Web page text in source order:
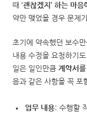
때 ‘괜찮겠지’ 하는 마음
약만 맺었을 경우 문제
초기에 약속했던 보수
내용 수정을 요청하기
일은 일인만큼 계약서
음과 같은 사항을 꼭 포
업무 내용: 수행할